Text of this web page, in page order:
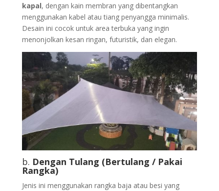
kapal, dengan kain membran yang dibentangkan
menggunakan kabel atau tiang penyangga minimalis.
Desain ini cocok untuk area terbuka yang ingin
menonjolkan kesan ringan, futuristik, dan elegan.
b. Dengan Tulang (Bertulang / Pakai
Rangka)
Jenis ini menggunakan rangka baja atau besi yang